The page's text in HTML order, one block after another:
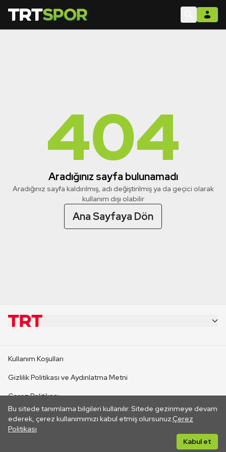
404
Aradığınız sayfa bulunamadı
Aradığınız sayfa kaldırılmış, adı değiştirilmiş ya da geçici olarak
kullanım dışı olabilir
Ana Sayfaya Dön
Bu sitede tanımlama bilgileri kullanılır. Sitede gezinmeye devam
ederek, çerez kullanımımızı kabul etmiş olursunuz.Çerez
Politikası
Kabul et
CANLI YAYINLAR
Kullanım Koşulları
Gizlilik Politikası ve Aydınlatma Metni
Çerez Politikası
İletişim
Her hakkı saklıdır. ©2026 TRT. Bağlantı yoluyla gidilen dış